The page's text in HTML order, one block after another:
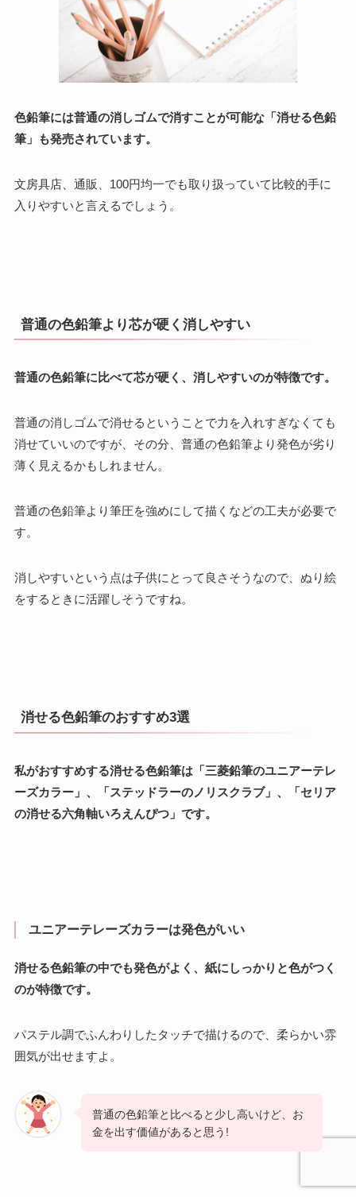
色鉛筆には普通の消しゴムで消すことが可能な「消せる色鉛
筆」も発売されています。
文房具店、通販、100円均一でも取り扱っていて比較的手に
入りやすいと言えるでしょう。
普通の色鉛筆より芯が硬く消しやすい
普通の色鉛筆に比べて芯が硬く、消しやすいのが特徴です。
普通の消しゴムで消せるということで力を入れすぎなくても
消せていいのですが、その分、普通の色鉛筆より発色が劣り
薄く見えるかもしれません。
普通の色鉛筆より筆圧を強めにして描くなどの工夫が必要で
す。
消しやすいという点は子供にとって良さそうなので、ぬり絵
をするときに活躍しそうですね。
消せる色鉛筆のおすすめ3選
私がおすすめする消せる色鉛筆は「三菱鉛筆のユニアーテレ
ーズカラー」、「ステッドラーのノリスクラブ」、「セリア
の消せる六角軸いろえんぴつ」です。
ユニアーテレーズカラーは発色がいい
消せる色鉛筆の中でも発色がよく、紙にしっかりと色がつく
のが特徴です。
パステル調でふんわりしたタッチで描けるので、柔らかい雰
囲気が出せますよ。
普通の色鉛筆と比べると少し高いけど、お
金を出す価値があると思う!